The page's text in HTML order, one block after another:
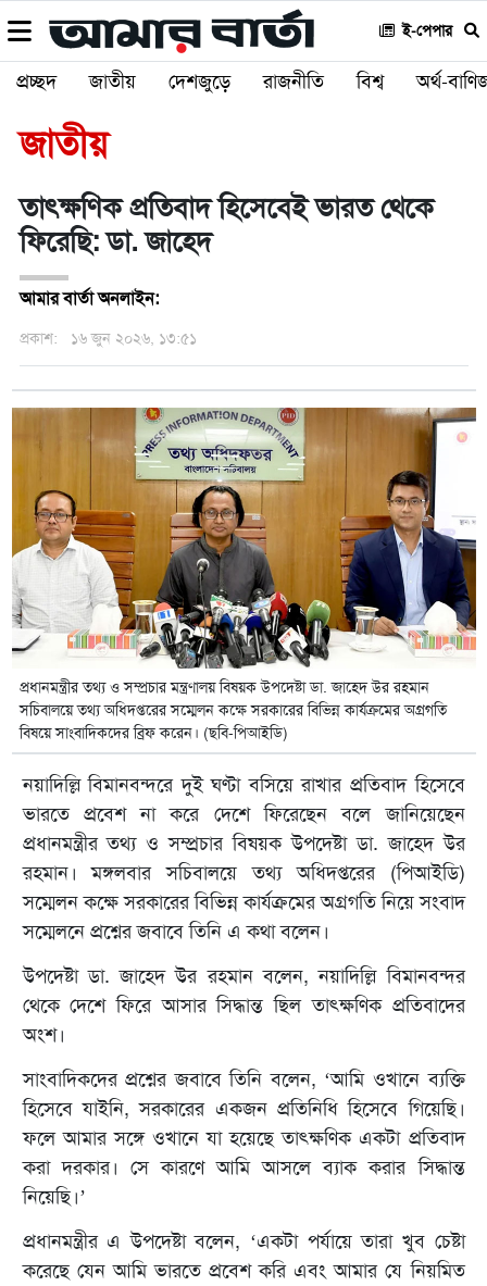
ই-পেপার
প্রচ্ছদ জাতীয় দেশজুড়ে রাজনীতি বিশ্ব অর্থ-
জাতীয়
তাৎক্ষণিক প্রতিবাদ হিসেবেই ভারত থেকে
ফিরেছি: ডা. জাহেদ
আমার বার্তা অনলাইন:
প্রকাশ: ১৬ জুন ২০২৬, ১৩:৫১
প্রধানমন্ত্রীর তথ্য ও সম্প্রচার মন্ত্রণালয় বিষয়ক উপদেষ্টা ডা. জাহেদ উর রহমান
সচিবালয়ে তথ্য অধিদপ্তরের সম্মেলন কক্ষে সরকারের বিভিন্ন কার্যক্রমের অগ্রগতি
বিষয়ে সাংবাদিকদের ব্রিফ করেন। (ছবি-পিআইডি)
নয়াদিল্লি বিমানবন্দরে দুই ঘণ্টা বসিয়ে রাখার প্রতিবাদ হিসেবে
ভারতে প্রবেশ না করে দেশে ফিরেছেন বলে জানিয়েছেন
প্রধানমন্ত্রীর তথ্য ও সম্প্রচার বিষয়ক উপদেষ্টা ডা. জাহেদ উর
রহমান। মঙ্গলবার সচিবালয়ে তথ্য অধিদপ্তরের (পিআইডি)
সম্মেলন কক্ষে সরকারের বিভিন্ন কার্যক্রমের অগ্রগতি নিয়ে সংবাদ
সম্মেলনে প্রশ্নের জবাবে তিনি এ কথা বলেন।
উপদেষ্টা ডা. জাহেদ উর রহমান বলেন, নয়াদিল্লি বিমানবন্দর
থেকে দেশে ফিরে আসার সিদ্ধান্ত ছিল তাৎক্ষণিক প্রতিবাদের
অংশ।
সাংবাদিকদের প্রশ্নের জবাবে তিনি বলেন, ‘আমি ওখানে ব্যক্তি
হিসেবে যাইনি, সরকারের একজন প্রতিনিধি হিসেবে গিয়েছি।
ফলে আমার সঙ্গে ওখানে যা হয়েছে তাৎক্ষণিক একটা প্রতিবাদ
করা দরকার। সে কারণে আমি আসলে ব্যাক করার সিদ্ধান্ত
নিয়েছি।’
প্রধানমন্ত্রীর এ উপদেষ্টা বলেন, ‘একটা পর্যায়ে তারা খুব চেষ্টা
করেছে যেন আমি ভারতে প্রবেশ করি এবং আমার যে নিয়মিত